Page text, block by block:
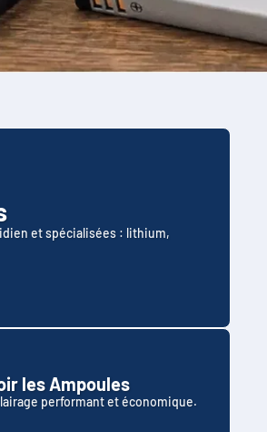
et spécialisées : lithium,
les Ampoules
performant et économique.